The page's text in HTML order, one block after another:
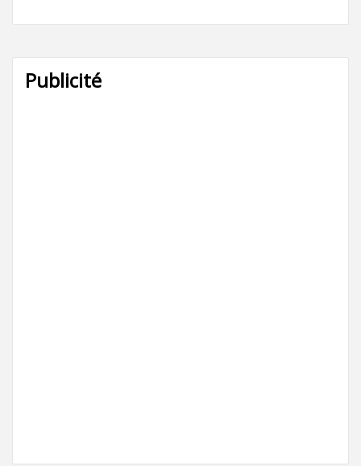
Publicité